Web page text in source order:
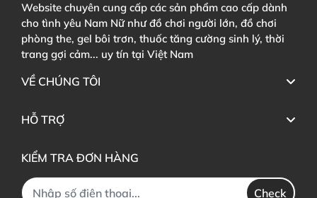
Website chuyên cung cấp các sản phẩm cao cấp dành
cho tình yêu Nam Nữ như đồ chơi người lớn, đồ chơi
phòng the, gel bôi trơn, thuốc tăng cường sinh lý, thời
trang gợi cảm... uy tín tại Việt Nam
VỀ CHÚNG TÔI
HỖ TRỢ
KIỂM TRA ĐƠN HÀNG
Check